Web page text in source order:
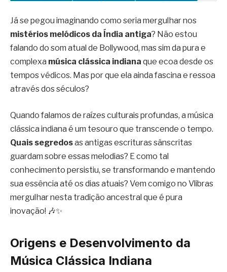
Já se pegou imaginando como seria mergulhar nos
mistérios melódicos da Índia antiga? Não estou
falando do som atual de Bollywood, mas sim da pura e
complexa música clássica indiana que ecoa desde os
tempos védicos. Mas por que ela ainda fascina e ressoa
através dos séculos?
Quando falamos de raízes culturais profundas, a música
clássica indiana é um tesouro que transcende o tempo.
Quais segredosas antigas escrituras sânscritas
guardam sobre essas melodias? E como tal
conhecimento persistiu, se transformando e mantendo
sua essência até os dias atuais? Vem comigo no Vlibras
mergulhar nesta tradição ancestral que é pura
inovação! 🎶✨
Origens e Desenvolvimento da
Música Clássica Indiana